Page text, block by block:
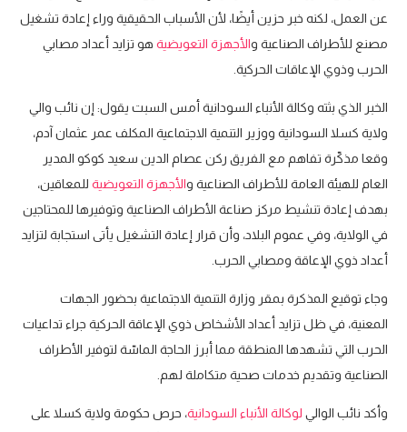
عن العمل، لكنه خبر حزين أيضًا، لأن الأسباب الحقيقية وراء إعادة تشغيل
مصنع للأطراف الصناعية والأجهزة التعويضية هو تزايد أعداد مصابي
الحرب وذوي الإعاقات الحركية.
الخبر الذي بثته وكالة الأنباء السودانية أمس السبت يقول: إن نائب والي
ولاية كسلا السودانية ووزير التنمية الاجتماعية المكلف عمر عثمان آدم،
وقعا مذكّرة تفاهم مع الفريق ركن عصام الدين سعيد كوكو المدير
العام للهيئة العامة للأطراف الصناعية والأجهزة التعويضية للمعاقين،
بهدف إعادة تنشيط مركز صناعة الأطراف الصناعية وتوفيرها للمحتاجين
في الولاية، وفي عموم البلاد، وأن قرار إعادة التشغيل يأتى استجابة لتزايد
أعداد ذوي الإعاقة ومصابي الحرب.
وجاء توقيع المذكرة بمقر وزارة التنمية الاجتماعية بحضور الجهات
المعنية، في ظل تزايد أعداد الأشخاص ذوي الإعاقة الحركية جراء تداعيات
الحرب التي تشهدها المنطقة مما أبرز الحاجة الماسّة لتوفير الأطراف
الصناعية وتقديم خدمات صحية متكاملة لهم.
وأكد نائب الوالي لوكالة الأنباء السودانية، حرص حكومة ولاية كسلا على